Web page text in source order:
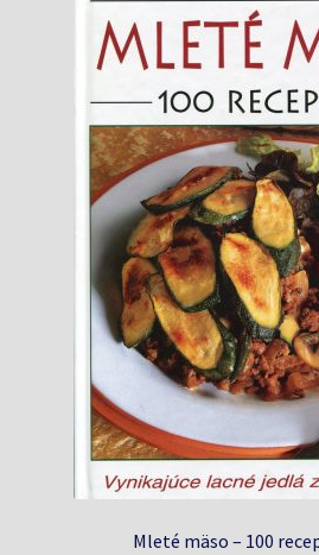
Mleté mäso – 100